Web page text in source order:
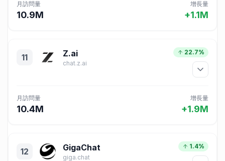
月訪問量
10.9M
增長量
+1.1M
11 Z.ai
chat.z.ai
22.7%
月訪問量
10.4M
增長量
+1.9M
12 GigaChat
giga.chat
1.4%